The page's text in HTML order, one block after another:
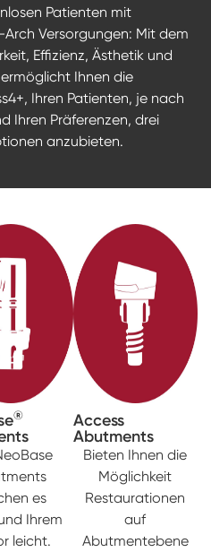
Patienten mit
Versorgungen: Mit dem
Effizienz, Ästhetik und
Ihnen die
Ihren Patienten, je nach
Ihren Präferenzen, drei
anzubieten.
®
es
Ihrem
leicht.
Access
Abutments
Bieten Ihnen die
Möglichkeit
Restaurationen
auf
Abutmentebene